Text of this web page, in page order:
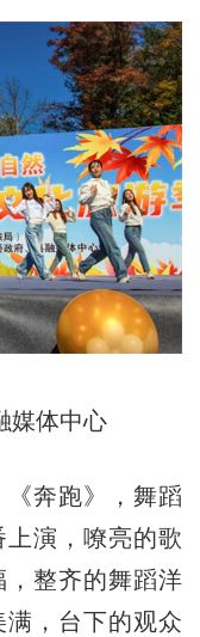
媒体中心
奔跑》，舞蹈
上演，嘹亮的歌
，整齐的舞蹈洋
，台下的观众